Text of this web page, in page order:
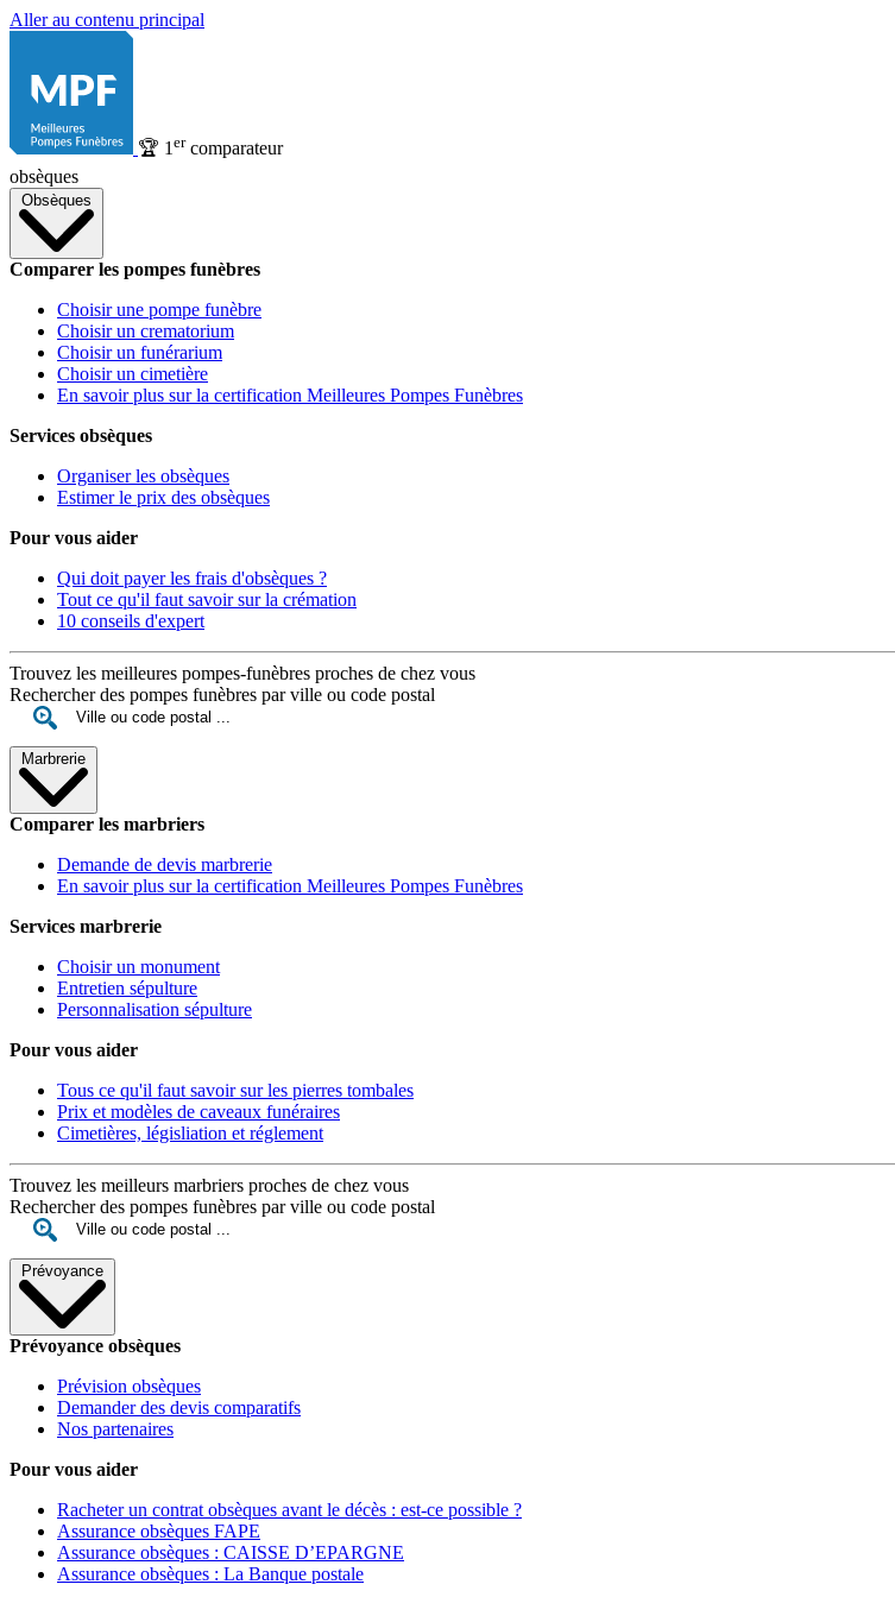
Aller au contenu principal
🏆 1 ercomparateur
obsèques
Obsèques
Comparer les pompes funèbres
Choisir une pompe funèbre
Choisir un crematorium
Choisir un funérarium
Choisir un cimetière
En savoir plus sur la certification Meilleures Pompes Funèbres
Services obsèques
Organiser les obsèques
Estimer le prix des obsèques
Pour vous aider
Qui doit payer les frais d'obsèques ?
Tout ce qu'il faut savoir sur la crémation
10 conseils d'expert
Trouvez les meilleures pompes-funèbres proches de chez vous
Rechercher des pompes funèbres par ville ou code postal
Marbrerie
Comparer les marbriers
Demande de devis marbrerie
En savoir plus sur la certification Meilleures Pompes Funèbres
Services marbrerie
Choisir un monument
Entretien sépulture
Personnalisation sépulture
Pour vous aider
Tous ce qu'il faut savoir sur les pierres tombales
Prix et modèles de caveaux funéraires
Cimetières, législiation et réglement
Trouvez les meilleurs marbriers proches de chez vous
Rechercher des pompes funèbres par ville ou code postal
Prévoyance
Prévoyance obsèques
Prévision obsèques
Demander des devis comparatifs
Nos partenaires
Pour vous aider
Racheter un contrat obsèques avant le décès : est-ce possible ?
Assurance obsèques FAPE
Assurance obsèques : CAISSE D’EPARGNE
Assurance obsèques : La Banque postale